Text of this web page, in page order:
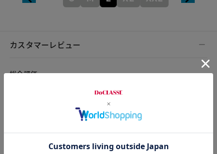
カスタマーレビュー
総合評価
2レビュー